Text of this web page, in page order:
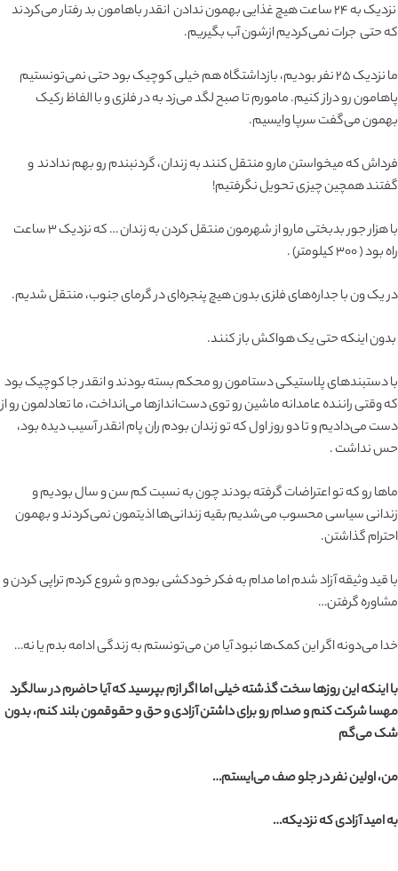
نزدیک به ۲۴ ساعت هیچ غذایی بهمون ندادن انقدر باهامون بد رفتار می‌کردند
که حتی جرات نمی‌کردیم ازشون آب بگیریم.
ما نزدیک ۲۵ نفر بودیم، بازداشتگاه هم خیلی کوچیک بود حتی نمی‌تونستیم
پاهامون رو دراز کنیم. مامورم تا صبح لگد می‌زد به در فلزی و با الفاظ رکیک
بهمون می‌گفت سر‌پا وایسیم.
فرداش که میخواستن مارو منتقل کنند به زندان، گردنبندم رو بهم ندادند و
گفتند همچین چیزی تحویل نگرفتیم!
با هزار جور بدبختی مارو از شهرمون منتقل کردن به زندان … که نزدیک ۳ ساعت
راه بود ( ۳۰۰ کیلومتر) .
در یک ون با جداره‌های فلزی بدون هیچ پنجره‌ای در گرمای جنوب، منتقل شدیم.
بدون اینکه حتی یک هواکش باز کنند.
با دستبند‌های پلاستیکی دستامون رو محکم بسته بودند و انقدر جا کوچیک بود
که وقتی راننده عامدانه ماشین رو توی دست‌اندازها می‌انداخت، ما تعادلمون رو از
دست می‌دادیم و تا دو روز اول که تو زندان بودم ران پام انقدر آسیب دیده بود،
حس نداشت .
ماها رو که تو اعتراضات گرفته بودند چون به نسبت کم سن و سال بودیم و
زندانی سیاسی محسوب می‌شدیم بقیه زندانی‌ها اذیتمون نمی‌کردند و بهمون
احترام گذاشتن.
با قید وثیقه آزاد شدم اما مدام به فکر خودکشی بودم و شروع کردم تراپی کردن و
مشاوره گرفتن…
خدا می‌دونه اگر این کمک‌ها نبود آیا من می‌تونستم به زندگی ادامه بدم یا نه…
با اینکه این روزها سخت گذشته خیلی اما اگر ازم بپرسید که آیا حاضرم در سالگرد
مهسا شرکت کنم و صدام رو برای داشتن آزادی و حق و حقوقمون بلند کنم، بدون
شک می‌گم
من، اولین نفر در جلو صف می‌ایستم…
به امید آزادی که نزدیکه…